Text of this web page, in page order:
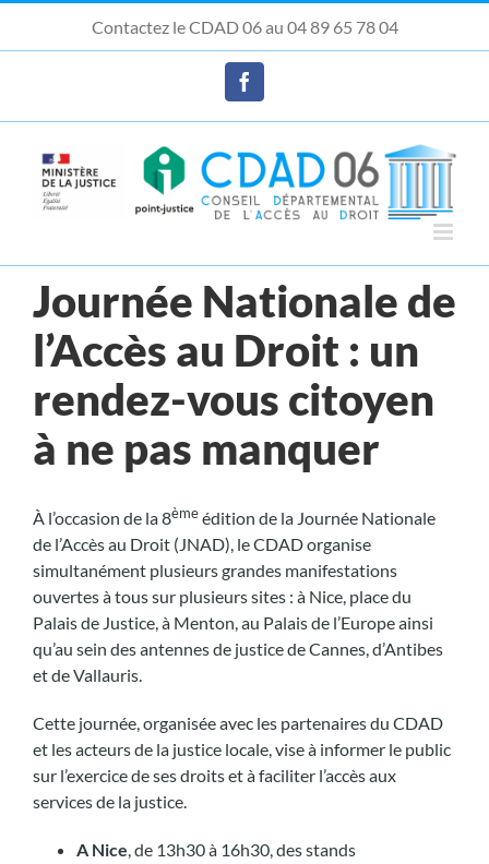
Ouvrir la barre d’outils
Contactez le CDAD 06 au 04 89 65 78 04
Facebook
Journée Nationale de
l’Accès au Droit : un
rendez-vous citoyen
à ne pas manquer
À l’occasion de la 8èmeédition de la Journée Nationale
de l’Accès au Droit (JNAD), le CDAD organise
simultanément plusieurs grandes manifestations
ouvertes à tous sur plusieurs sites : à Nice, place du
Palais de Justice, à Menton, au Palais de l’Europe ainsi
qu’au sein des antennes de justice de Cannes, d’Antibes
et de Vallauris.
Cette journée, organisée avec les partenaires du CDAD
et les acteurs de la justice locale, vise à informer le public
sur l’exercice de ses droits et à faciliter l’accès aux
services de la justice.
A Nice, de 13h30 à 16h30, des stands